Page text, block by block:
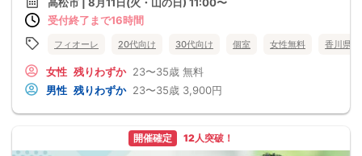
高松市 | 8月11日(火・山の日) 11:00〜
受付終了まで16時間
フィオーレ 20代向け 30代向け 個室 女性無料 香川県
女性 残りわずか 23〜35歳 無料
男性 残りわずか 23〜35歳 3,900円
開催確定 12人突破！